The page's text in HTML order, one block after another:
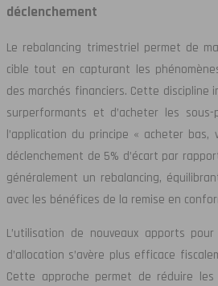
déclenchement
Le rebalancing trimestriel permet de
cible tout en capturant les
des marchés financiers. Cette discipline
surperformants et d’acheter les
l’application du principe « acheter bas,
déclenchement de 5% d’écart par
généralement un rebalancing,
avec les bénéfices de la remise en
L’utilisation de nouveaux apports
d’allocation s’avère plus efficace
Cette approche permet de réduire